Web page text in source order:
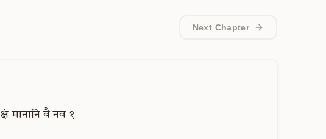
Next Chapter
मानानि वै नव १